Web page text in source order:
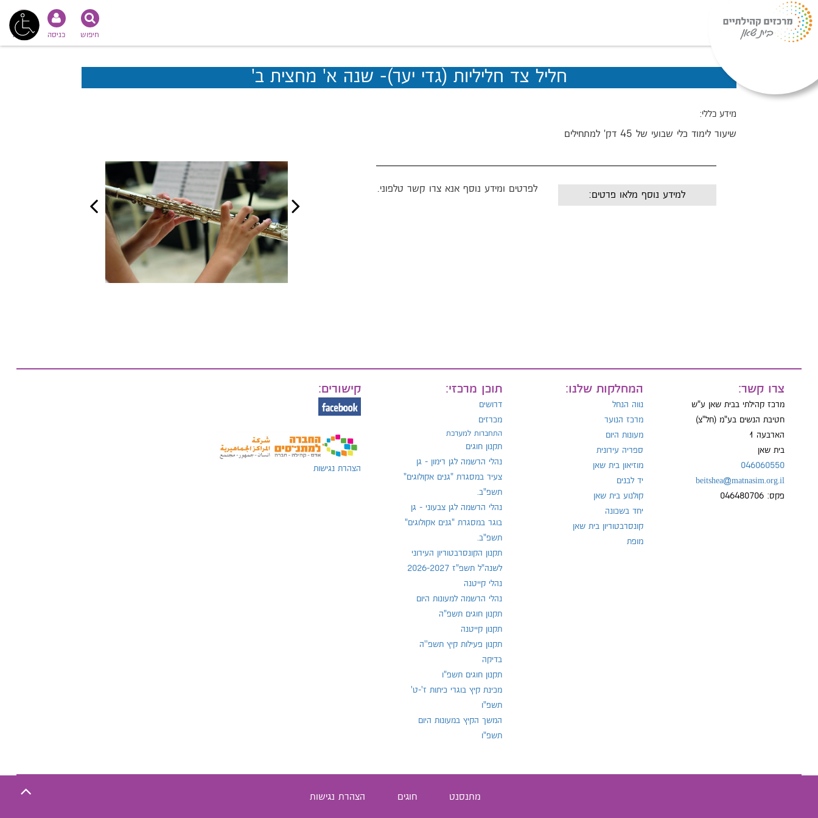
נגישות כניסה חיפוש
חליל צד חליליות (גדי יער)- שנה א' מחצית ב'
מידע כללי:
שיעור לימוד כלי שבועי של 45 דק' למתחילים
לפרטים ומידע נוסף אנא צרו קשר טלפוני.
למידע נוסף מלאו פרטים:
צרו קשר:
מרכז קהילתי בבית שאן ע"ש
חטיבת הנשים בע"מ (חל"צ)
הארבעה 1
בית שאן
046060550
beitshea@matnasim.org.il
פקס: 046480706
המחלקות שלנו:
נווה הנחל
מרכז הנוער
מעונות היום
ספריה עירונית
מוזיאון בית שאן
יד לבנים
קולנוע בית שאן
יחד בשכונה
קונסרבטוריון בית שאן
מופת
תוכן מרכזי:
דרושים
מכרזים
התחברות למערכת
תקנון חוגים
נהלי הרשמה לגן רימון - גן
צעיר במסגרת "גנים אקולוגים"
תשפ"ב.
נהלי הרשמה לגן צבעוני - גן
בוגר במסגרת "גנים אקולוגים"
תשפ"ב.
תקנון הקונסרבטוריון העירוני
לשנה"ל תשפ"ז 2026-2027
נהלי קייטנה
נהלי הרשמה למעונות היום
תקנון חוגים תשפ"ה
תקנון קייטנה
תקנון פעילות קיץ תשפ''ה
בדיקה
תקנון חוגים תשפ"ו
מכינת קיץ בוגרי כיתות ז'-ט'
תשפ"ו
המשך הקיץ במעונות היום
תשפ"ו
קישורים:
הצהרת נגישות
מתנסנט חוגים הצהרת נגישות